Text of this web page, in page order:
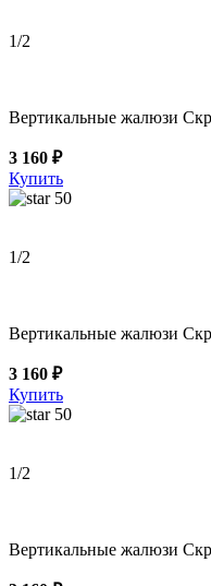
1/2
Вертикальные жалюзи
3 160 ₽
Купить
50
1/2
Вертикальные жалюзи
3 160 ₽
Купить
50
1/2
Вертикальные жалюзи